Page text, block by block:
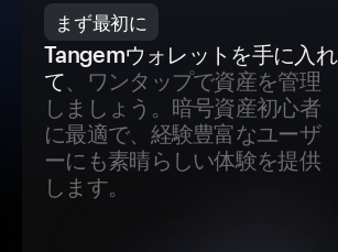
まず最初に
Tangemウォレットを手に入れ
て、ワンタップで資産を管理
しましょう。暗号資産初心者
に最適で、経験豊富なユーザ
ーにも素晴らしい体験を提供
します。